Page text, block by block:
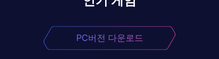
PC버전 다운로드